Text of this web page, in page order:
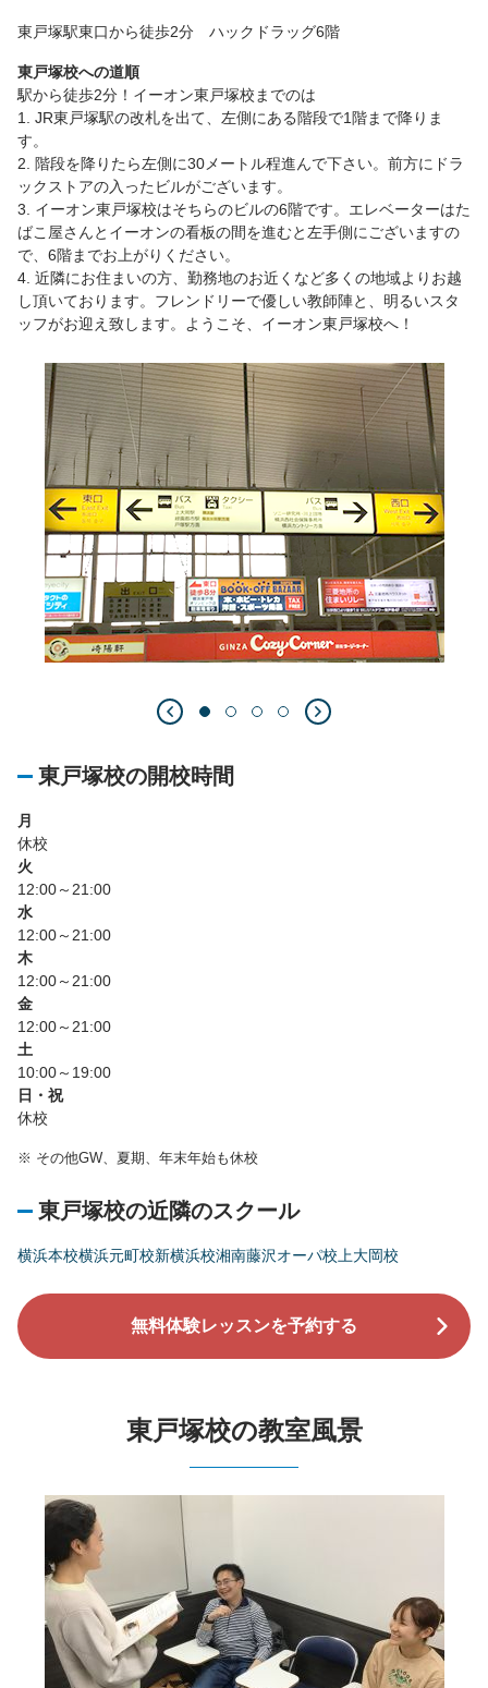
東戸塚駅東口から徒歩2分 ハックドラッグ6階
東戸塚校への道順
駅から徒歩2分！イーオン東戸塚校までのは
1. JR東戸塚駅の改札を出て、左側にある階段で1階まで降りま
す。
2. 階段を降りたら左側に30メートル程進んで下さい。前方にドラ
ックストアの入ったビルがございます。
3. イーオン東戸塚校はそちらのビルの6階です。エレベーターはた
ばこ屋さんとイーオンの看板の間を進むと左手側にございますの
で、6階までお上がりください。
4. 近隣にお住まいの方、勤務地のお近くなど多くの地域よりお越
し頂いております。フレンドリーで優しい教師陣と、明るいスタ
ッフがお迎え致します。ようこそ、イーオン東戸塚校へ！
東戸塚校の開校時間
月
休校
火
12:00～21:00
水
12:00～21:00
木
12:00～21:00
金
12:00～21:00
土
10:00～19:00
日・祝
休校
※ その他GW、夏期、年末年始も休校
東戸塚校の近隣のスクール
横浜本校横浜元町校新横浜校湘南藤沢オーパ校 上大岡校
無料体験レッスンを予約する
東戸塚校の教室風景